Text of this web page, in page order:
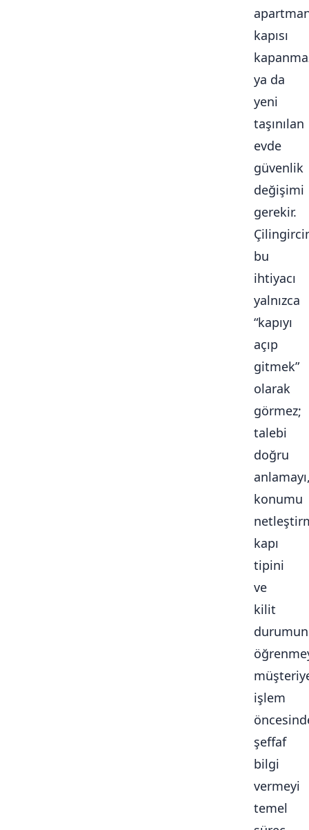
kapısı
ya da
yeni
taşınılan
evde
güvenlik
değişimi
gerekir.
bu
ihtiyacı
yalnızca
“kapıyı
açıp
gitmek”
olarak
görmez;
talebi
doğru
konumu
kapı
tipini
ve
kilit
işlem
şeffaf
bilgi
vermeyi
temel